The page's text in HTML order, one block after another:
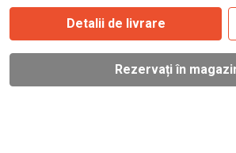
Detalii de livrare
Rezervați în